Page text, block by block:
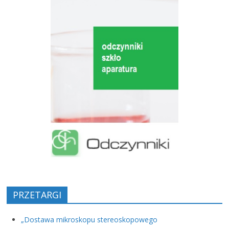
PRZETARGI
„Dostawa mikroskopu stereoskopowego